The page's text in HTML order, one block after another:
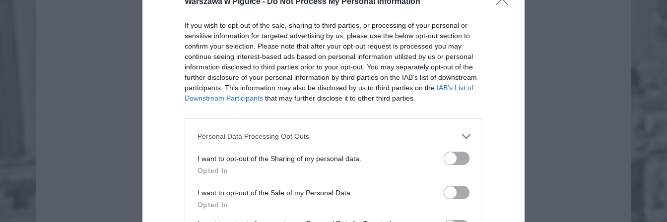
If you wish to opt-out of the sale, sharing to third parties, or processing of your personal or
sensitive information for targeted advertising by us, please use the below opt-out section to
confirm your selection. Please note that after your opt-out request is processed you may
continue seeing interest-based ads based on personal information utilized by us or personal
information disclosed to third parties prior to your opt-out. You may separately opt-out of the
further disclosure of your personal information by third parties on the IAB’s list of downstream
participants. This information may also be disclosed by us to third parties on the IAB’s List of
Downstream Participants that may further disclose it to other third parties.
Personal Data Processing Opt Outs
I want to opt-out of the Sharing of my personal data.
Opted In
I want to opt-out of the Sale of my Personal Data.
Opted In